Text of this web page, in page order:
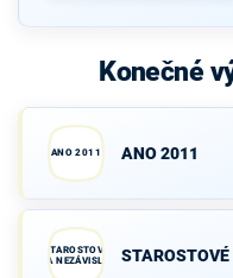
Konečné
ANO 2011 ANO 2011
STAROSTOVÉ
A NEZÁVISLÍ